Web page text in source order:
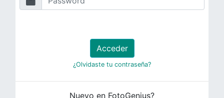
Acceder
¿Olvidaste tu contraseña?
Nuevo en FotoGenius?